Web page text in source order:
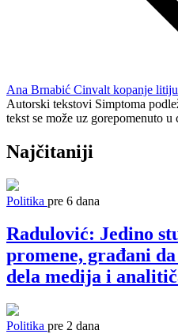
Ana Brnabić Cinvalt kopanje
Autorski tekstovi Simptoma
tekst se može uz gorepomenuto
Najčitaniji
Politika pre 6 dana
Radulović: Jedino
promene, građani
dela medija i
Politika pre 2 dana